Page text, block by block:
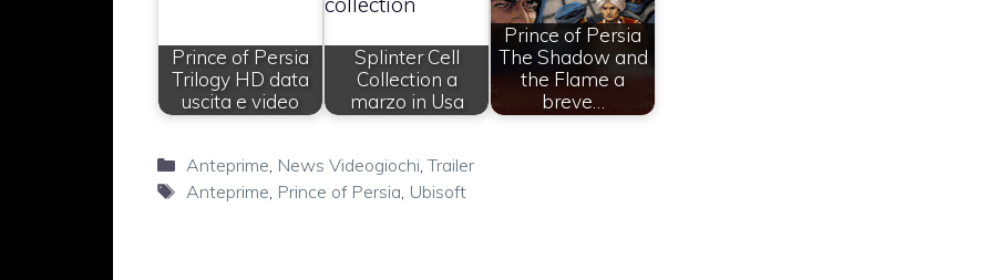
Prince of Persia
Trilogy HD data
uscita e video
Splinter Cell
Collection a
marzo in Usa
Prince of Persia
The Shadow and
the Flame a
breve…
Categorie
Anteprime, News Videogiochi,Trailer
Tag
Anteprime, Prince of Persia, Ubisoft